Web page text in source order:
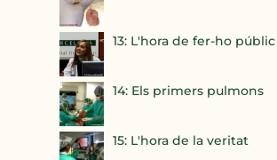
13: L'hora de fer-ho públic
14: Els primers pulmons
15: L'hora de la veritat